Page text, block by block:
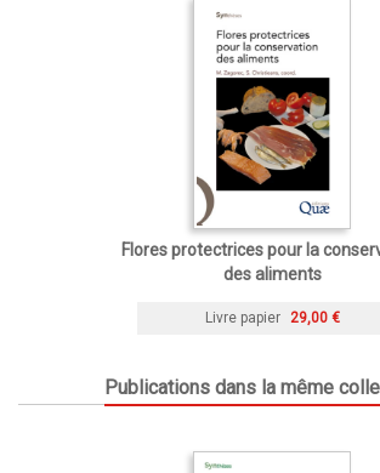
Flores protectrices pour la
des aliments
Livre papier 29,00 €
Publications dans la même